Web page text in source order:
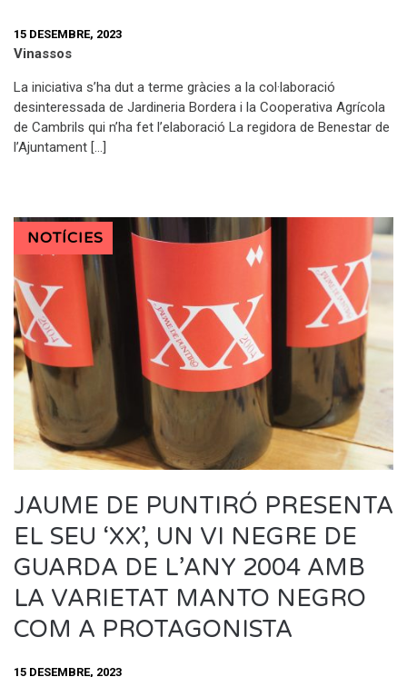
15 DESEMBRE, 2023
Vinassos
La iniciativa s’ha dut a terme gràcies a la col·laboració
desinteressada de Jardineria Bordera i la Cooperativa Agrícola
de Cambrils qui n’ha fet l’elaboració La regidora de Benestar de
l’Ajuntament […]
NOTÍCIES
JAUME DE PUNTIRÓ PRESENTA
EL SEU ‘XX’, UN VI NEGRE DE
GUARDA DE L’ANY 2004 AMB
LA VARIETAT MANTO NEGRO
COM A PROTAGONISTA
15 DESEMBRE, 2023